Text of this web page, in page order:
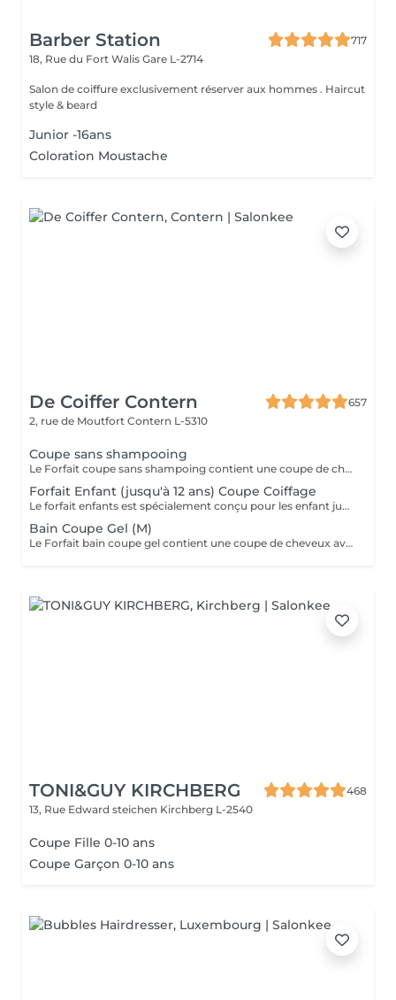
Barber Station
717
18, Rue du Fort Walis Gare L-2714
Salon de coiffure exclusivement réserver aux hommes . Haircut
style & beard
Junior -16ans
Coloration Moustache
De Coiffer Contern
657
2, rue de Moutfort Contern L-5310
Coupe sans shampooing
Le Forfait coupe sans shampoing contient une coupe de cheveux sans shampoing pour les étudiants. En cas de questions veuillez appeler au +352 26 35 02 89.
Forfait Enfant (jusqu'à 12 ans) Coupe Coiffage
Le forfait enfants est spécialement conçu pour les enfant jusqu'à l'âge de 6 ans - coupe + coiffage
Bain Coupe Gel (M)
Le Forfait bain coupe gel contient une coupe de cheveux avec shampoing et l'application d'un produit de finition (Gel, Cire, Laque, etc.) pour les étudiants. En cas de questions veuillez appeler au +352 26 35 02 89.
TONI&GUY KIRCHBERG
468
13, Rue Edward steichen Kirchberg L-2540
Coupe Fille 0-10 ans
Coupe Garçon 0-10 ans